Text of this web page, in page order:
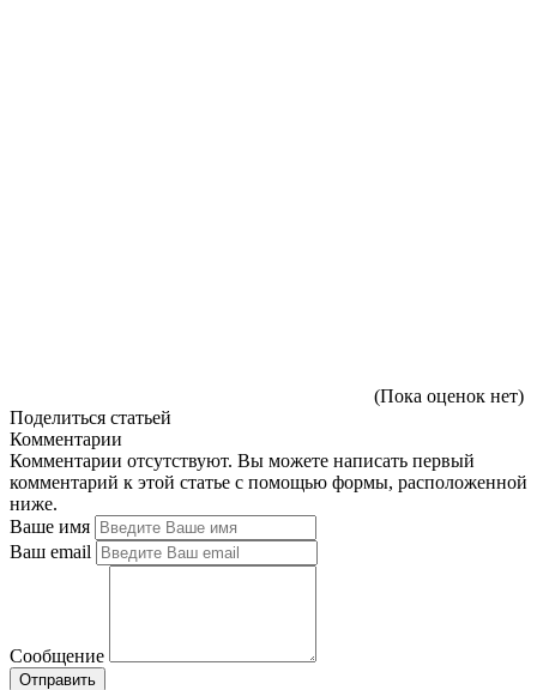
(Пока оценок нет)
Поделиться статьей
Комментарии
Комментарии отсутствуют. Вы можете написать первый
комментарий к этой статье с помощью формы, расположенной
ниже.
Ваше имя
Ваш email
Сообщение